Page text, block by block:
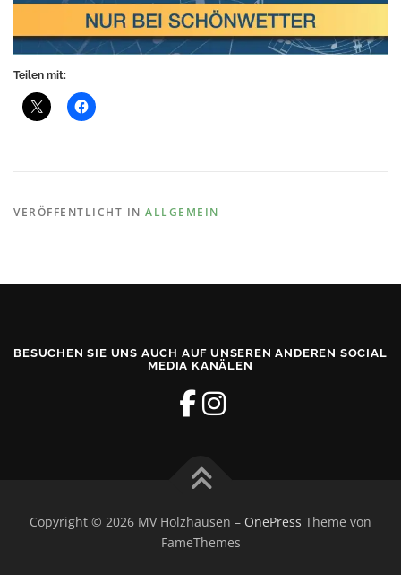
Teilen mit:
VERÖFFENTLICHT IN ALLGEMEIN
BESUCHEN SIE UNS AUCH AUF UNSEREN ANDEREN SOCIAL
MEDIA KANÄLEN
Copyright © 2026 MV Holzhausen – OnePress Theme von
FameThemes